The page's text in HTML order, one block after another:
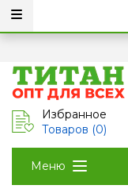
Избранное
Товаров (0)
Меню